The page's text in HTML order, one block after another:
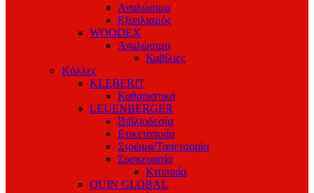
Αναλώσιμα
Εξοπλισμός
WOODEX
Αναλώσιμα
Καβίλιες
Κόλλες
KLEBERIT
Καθαριστικά
LEUENBERGER
Βιβλιοδεσία
Ετικετοποιία
Στρώμα/Ταπετσαρία
Συσκευασία
Κιτιποιία
QUIN GLOBAL